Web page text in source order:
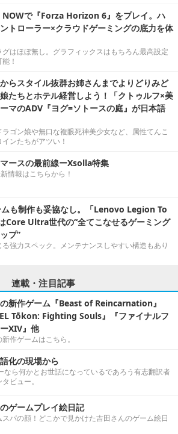
NOWで『Forza Horizon 6』をプレイ。ハ
トローラー×クラウドゲーミングの底力を体
はほぼ無し。グラフィックスはもちろん最高設定
！
らスタイル抜群お姉さんまでよりどりみど
たちとホテル経営しよう！「クトゥルフ×美
マのADV『ヨグ=ソトースの庭』が日本語
ラゴン娘や無口な複眼死神美少女など、属性てんこ
ンたちがアツい！
ースの最前線ーXsolla特集
情報はこちらから！
も制作も妥協なし。「Lenovo Legion To
Core Ultra世代の“全てこなせるゲーミング
プ”
強力スペック。メンテナンスしやすい構造もあり
連載・注目記事
新作ゲーム『Beast of Reincarnation』
Tōkon: Fighting Souls』『ファイナルフ
XIV』他
作ゲームはこちら。
化の現場から
なら何かとお世話になっているであろう有志翻訳者
ビュー。
ゲームプレイ絵日記
スパの顔！どこかで見かけた吉田さんのゲーム絵日